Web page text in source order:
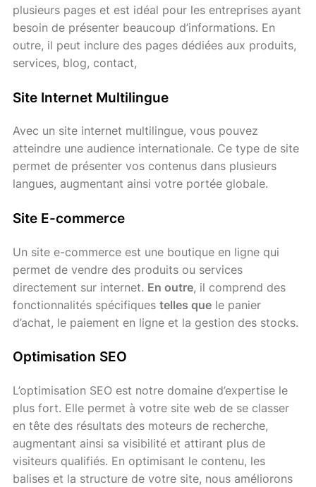
plusieurs pages et est idéal pour les entreprises ayant
besoin de présenter beaucoup d’informations. En
outre, il peut inclure des pages dédiées aux produits,
services, blog, contact,
Site Internet Multilingue
Avec un site internet multilingue, vous pouvez
atteindre une audience internationale. Ce type de site
permet de présenter vos contenus dans plusieurs
langues, augmentant ainsi votre portée globale.
Site E-commerce
Un site e-commerce est une boutique en ligne qui
permet de vendre des produits ou services
directement sur internet. En outre, il comprend des
fonctionnalités spécifiques telles que le panier
d’achat, le paiement en ligne et la gestion des stocks.
Optimisation SEO
L’optimisation SEO est notre domaine d’expertise le
plus fort. Elle permet à votre site web de se classer
en tête des résultats des moteurs de recherche,
augmentant ainsi sa visibilité et attirant plus de
visiteurs qualifiés. En optimisant le contenu, les
balises et la structure de votre site, nous améliorons